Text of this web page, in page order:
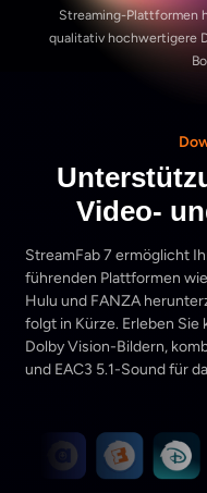
Streaming-Plattformen
qualitativ hochwertigere
Video-
StreamFab 7 ermöglicht
führenden Plattformen
Hulu und FANZA
folgt in Kürze. Erleben
Dolby Vision-Bildern,
und EAC3 5.1-Sound für